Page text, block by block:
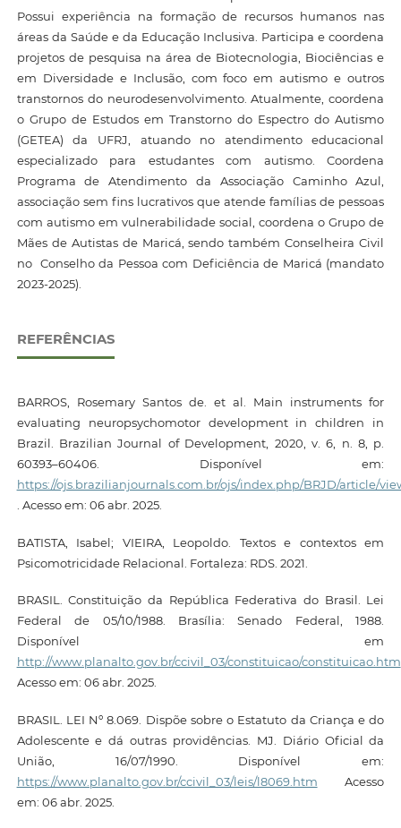
Possui experiência na formação de recursos humanos nas
áreas da Saúde e da Educação Inclusiva. Participa e coordena
projetos de pesquisa na área de Biotecnologia, Biociências e
em Diversidade e Inclusão, com foco em autismo e outros
transtornos do neurodesenvolvimento. Atualmente, coordena
o Grupo de Estudos em Transtorno do Espectro do Autismo
(GETEA) da UFRJ, atuando no atendimento educacional
especializado para estudantes com autismo. Coordena
Programa de Atendimento da Associação Caminho Azul,
associação sem fins lucrativos que atende famílias de pessoas
com autismo em vulnerabilidade social, coordena o Grupo de
Mães de Autistas de Maricá, sendo também Conselheira Civil
no Conselho da Pessoa com Deficiência de Maricá (mandato
2023-2025).
REFERÊNCIAS
BARROS, Rosemary Santos de. et al. Main instruments for
evaluating neuropsychomotor development in children in
Brazil. Brazilian Journal of Development, 2020, v. 6, n. 8, p.
60393–60406. Disponível em:
https://ojs.brazilianjournals.com.br/ojs/index.php/BRJD/article/
. Acesso em: 06 abr. 2025.
BATISTA, Isabel; VIEIRA, Leopoldo. Textos e contextos em
Psicomotricidade Relacional. Fortaleza: RDS. 2021.
BRASIL. Constituição da República Federativa do Brasil. Lei
Federal de 05/10/1988. Brasília: Senado Federal, 1988.
Disponível em
http://www.planalto.gov.br/ccivil_03/constituicao/constituicao.htm
Acesso em: 06 abr. 2025.
BRASIL. LEI Nº 8.069. Dispõe sobre o Estatuto da Criança e do
Adolescente e dá outras providências. MJ. Diário Oficial da
União, 16/07/1990. Disponível em:
https://www.planalto.gov.br/ccivil_03/leis/l8069.htm Acesso
em: 06 abr. 2025.